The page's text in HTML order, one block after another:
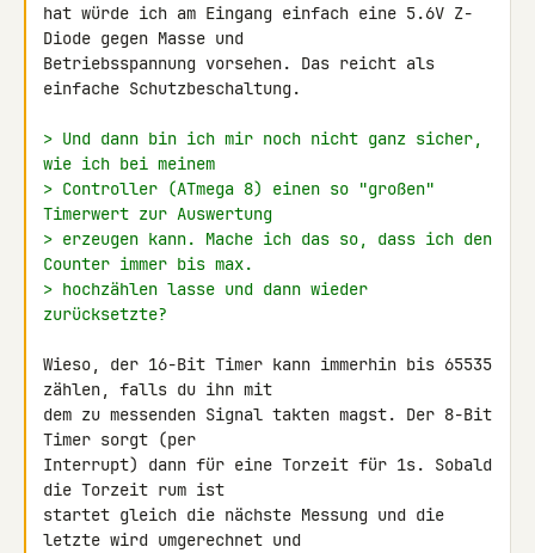
hat würde ich am Eingang einfach eine 5.6V Z-
Diode gegen Masse und
Betriebsspannung vorsehen. Das reicht als
einfache Schutzbeschaltung.
> Und dann bin ich mir noch nicht ganz sicher,
wie ich bei meinem
> Controller (ATmega 8) einen so "großen"
Timerwert zur Auswertung
> erzeugen kann. Mache ich das so, dass ich den
Counter immer bis max.
> hochzählen lasse und dann wieder
zurücksetzte?
Wieso, der 16-Bit Timer kann immerhin bis 65535
zählen, falls du ihn mit
dem zu messenden Signal takten magst. Der 8-Bit
Timer sorgt (per
Interrupt) dann für eine Torzeit für 1s. Sobald
die Torzeit rum ist
startet gleich die nächste Messung und die
letzte wird umgerechnet und